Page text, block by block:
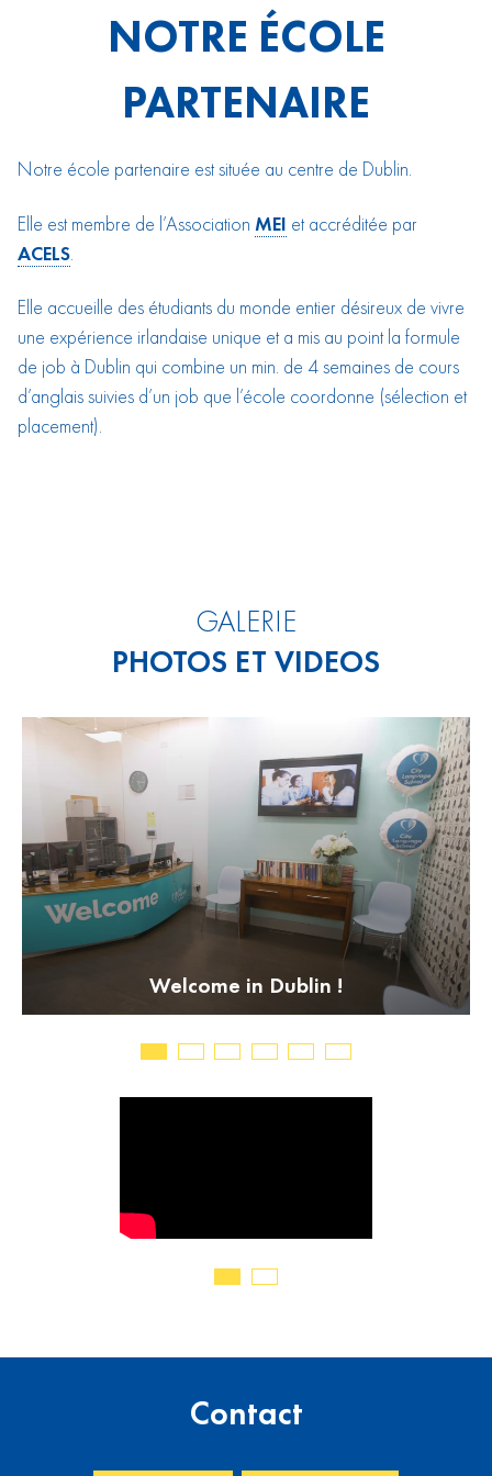
NOTRE ÉCOLE
PARTENAIRE
Notre école partenaire est située au centre de Dublin.
Elle est membre de l’Association MEI et accréditée par
ACELS
Elle accueille des étudiants du monde entier désireux de vivre
une expérience irlandaise unique et a mis au point la formule
de job à Dublin qui combine un min. de 4 semaines de cours
d’anglais suivies d’un job que l’école coordonne (sélection et
placement).
GALERIE
PHOTOS ET VIDEOS
Welcome in Dublin !
Contact